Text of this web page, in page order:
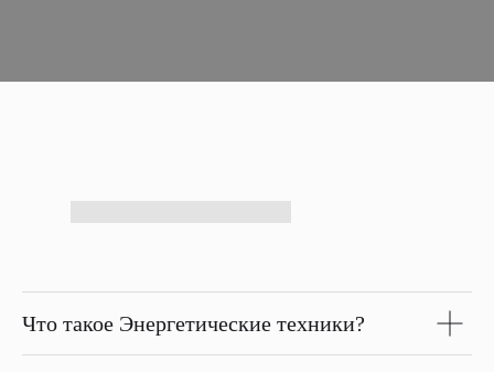
Что такое Энергетические техники?